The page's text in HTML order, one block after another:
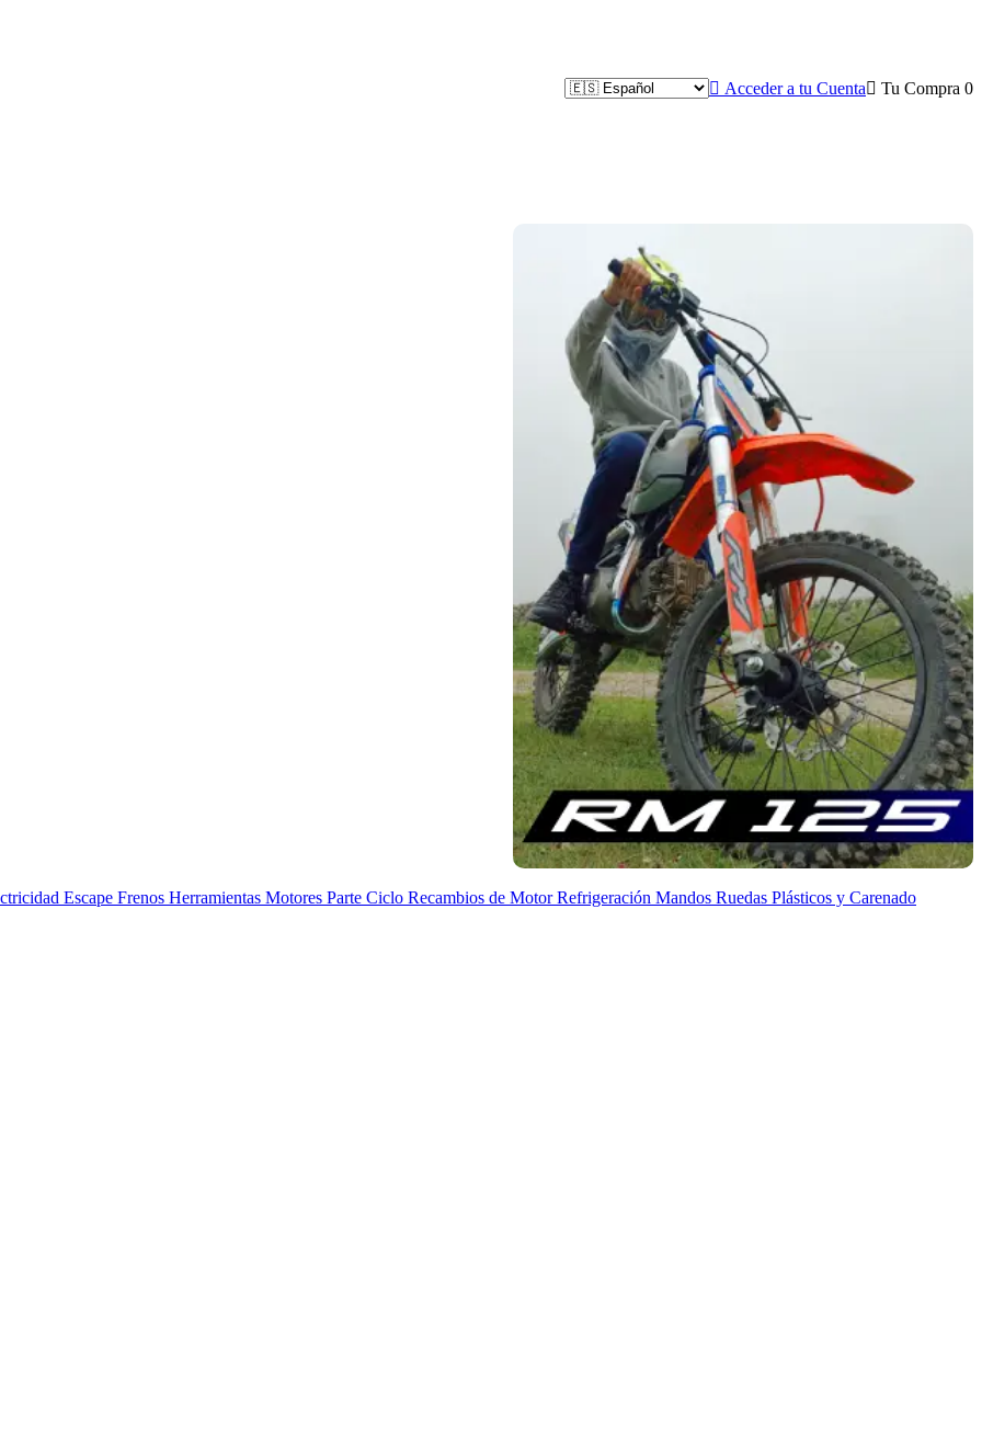
 Acceder a tu Cuenta Tu Compra 0
Escape Frenos Herramientas Motores Parte Ciclo Recambios de MotorRefrigeración Mandos Ruedas Plásticos y Carenado